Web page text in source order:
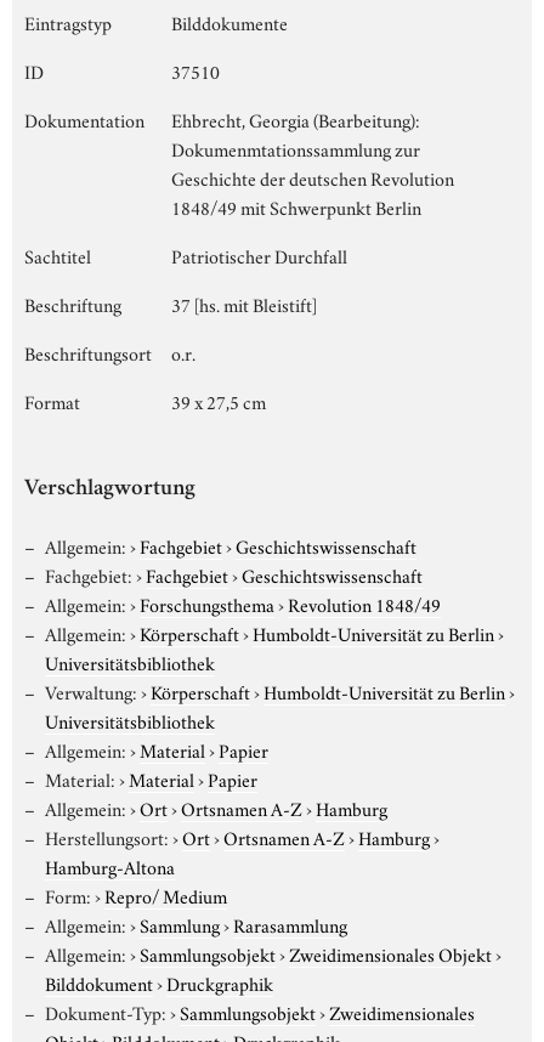
Eintragstyp
Bilddokumente
ID
37510
Dokumentation
Ehbrecht, Georgia (Bearbeitung):
Dokumenmtationssammlung zur
Geschichte der deutschen Revolution
1848/49 mit Schwerpunkt Berlin
Sachtitel
Patriotischer Durchfall
Beschriftung
37 [hs. mit Bleistift]
Beschriftungsort
o.r.
Format
39 x 27,5 cm
Verschlagwortung
Allgemein:›Fachgebiet›Geschichtswissenschaft
Fachgebiet:›Fachgebiet›Geschichtswissenschaft
Allgemein:›Forschungsthema›Revolution 1848/49
Allgemein:›Körperschaft›Humboldt-Universität zu Berlin›
Universitätsbibliothek
Verwaltung:›Körperschaft›Humboldt-Universität zu Berlin›
Universitätsbibliothek
Allgemein:›Material›Papier
Material:›Material›Papier
Allgemein:›Ort›Ortsnamen A-Z›Hamburg
Herstellungsort:›Ort›Ortsnamen A-Z›Hamburg›
Hamburg-Altona
Form:›Repro/ Medium
Allgemein:›Sammlung›Rarasammlung
Allgemein:›Sammlungsobjekt›Zweidimensionales Objekt›
Bilddokument›Druckgraphik
Dokument-Typ:›Sammlungsobjekt›Zweidimensionales